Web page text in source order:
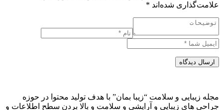
علامت‌گذاری شده‌اند *
ارسال دیدگاه
مجله زیبایی و سلامت “زیبا بمان” با هدف تولید محتوا در حوزه
جراحی های زیبایی و آرایشی و سلامت و بالا بردن سطح اطلاعات و